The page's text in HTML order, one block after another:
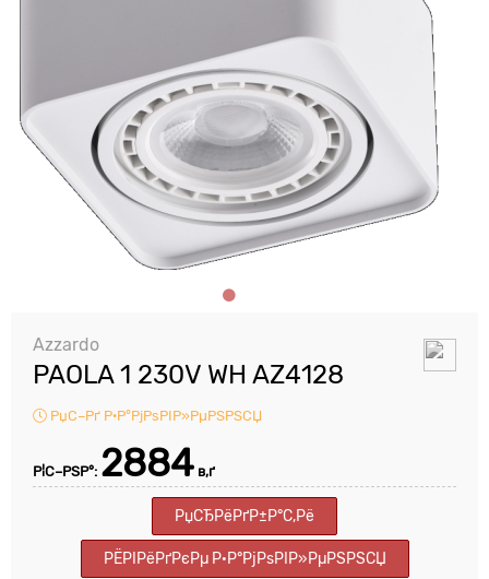
Azzardo
PAOLA 1 230V WH AZ4128
РџС–Рґ Р·Р°РјРѕРІР»РµРЅРЅСЏ
Р¦С–РЅР°: 2884 в‚ґ
РџСЂРёРґР±Р°С‚Рё
РЁРІРёРґРєРµ Р·Р°РјРѕРІР»РµРЅРЅСЏ